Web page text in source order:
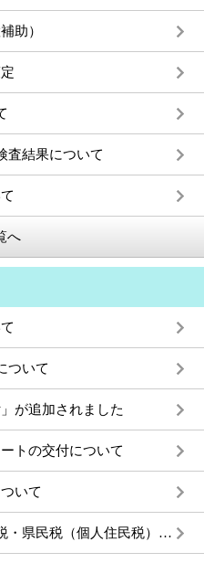
助）
査結果について
へ
ついて
が追加されました
トの交付について
いて
令和6年度から適用される町民税・県民税（個人住民税）の主な税制改正